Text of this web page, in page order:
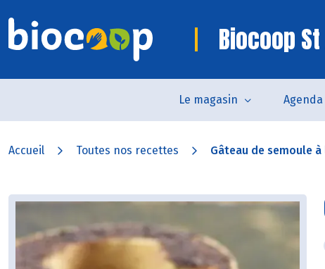
Biocoop
Le magasin Agenda
Accueil Toutes nos recettes Gâteau de semoule à